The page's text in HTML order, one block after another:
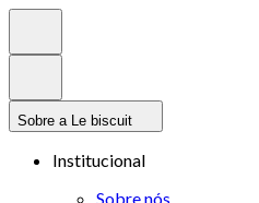
Sobre a Le biscuit
Institucional
Sobre nós